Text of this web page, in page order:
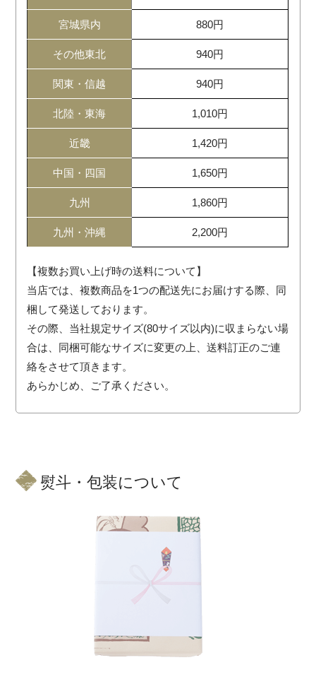
宮城県内 880円
その他東北 940円
関東・信越 940円
北陸・東海 1,010円
近畿 1,420円
中国・四国 1,650円
九州 1,860円
九州・沖縄 2,200円
【複数お買い上げ時の送料について】
当店では、複数商品を1つの配送先にお届けする際、同
梱して発送しております。
その際、当社規定サイズ(80サイズ以内)に収まらない場
合は、同梱可能なサイズに変更の上、送料訂正のご連
絡をさせて頂きます。
あらかじめ、ご了承ください。
熨斗・包装について